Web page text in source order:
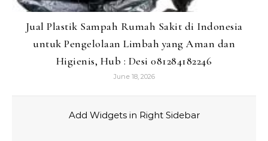
Jual Plastik Sampah Rumah Sakit di Indonesia
untuk Pengelolaan Limbah yang Aman dan
Higienis, Hub : Desi 081284182246
June 18, 2026
Add Widgets in Right Sidebar